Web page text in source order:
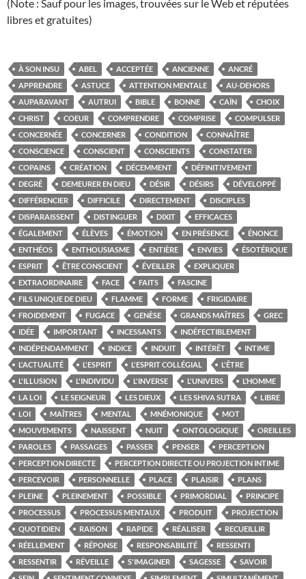
(Note : Sauf pour les images, trouvées sur le Web et réputées
libres et gratuites)
À SON INSU ABEL ACCEPTÉE ANCIENNE
ANCRÉ
APPRENDRE
ASTUCE ATTENTION MENTALE
AU-DEHORS
AUPARAVANT
AUTRUI BIBLE BONNE CAÏN
CHOIX
CHRIST
COEUR COMPRENDRE COMPRISE
COMPULSER
CONCERNÉE
CONCERNER CONDITION
CONNAÎTRE
CONSCIENCE
CONSCIENT CONSCIENTS
CONSTATER
COPAINS
CRÉATION DÉCEMMENT
DÉFINITIVEMENT
DEGRÉ
DEMEURER EN DIEU DÉSIR DÉSIRS
DÉVELOPPÉ
DIFFÉRENCIER
DIFFICILE DIRECTEMENT
DISCIPLES
DISPARAISSENT
DISTINGUER DIXIT
EFFICACES
ÉGALEMENT
ÉLÈVES ÉMOTION EN PRÉSENCE
ÉNONCE
ENTHÉOS
ENTHOUSIASME ENTIÈRE ENVIES
ÉSOTÉRIQUE
ESPRIT
ÊTRE CONSCIENT ÉVEILLER
EXPLIQUER
EXTRAORDINAIRE
FACE FAITS
FASCINE
FILS UNIQUE DE DIEU
FLAMME FORME
FRIGIDAIRE
FROIDEMENT
FUGACE GENÈSE GRANDS MAÎTRES
GREC
IDÉE
IMPORTANT INCESSANTS
INDÉFECTIBLEMENT
INDÉPENDAMMENT
INDICE INDUIT INTÉRÊT
INTIME
L'ACTUALITÉ
L'ESPRIT L'ESPRIT COLLÉGIAL
L'ÊTRE
L'ILLUSION
L'INDIVIDU L'INVERSE L'UNIVERS
L’HOMME
LA LOI
LE SEIGNEUR LES DIEUX LES SHIVA SUTRA
LIBRE
LOI
MAÎTRES MENTAL MNÉMONIQUE
MOT
MOUVEMENTS
NAISSENT NUIT ONTOLOGIQUE
OREILLES
PAROLES
PASSAGES PASSER PENSER
PERCEPTION
PERCEPTION DIRECTE
PERCEPTION DIRECTE OU PROJECTION INTIME
PERCEVOIR
PERSONNELLE PLACE PLAISIR
PLANS
PLEINE
PLEINEMENT POSSIBLE PRIMORDIAL
PRINCIPE
PROCESSUS
PROCESSUS MENTAUX PRODUIT
PROJECTION
QUOTIDIEN
RAISON RAPIDE RÉALISER
RECUEILLIR
RÉELLEMENT
RÉPONSE RESPONSABILITÉ
RESSENTI
RESSENTIR
RÉVEILLE S'IMAGINER SAGESSE
SAVOIR